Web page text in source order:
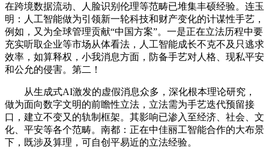
在跨境数据流动、人脸识别伦理等范畴已堆集丰硕经验。连玉
明：人工智能做为引领新一轮科技和财产变化的计谋性手艺，
例如，又为全球管理贡献“中国方案”。一是正在立法历程中要
充实听取企业等市场从体看法，人工智能成长不克不及只逃求
效率，如算释权，小我消息方面，防备手艺对人格、现私平安
和公允的侵害。第二！
从生成式AI激发的虚假消息众多，深化根本理论研究，
做为面向数字文明的前瞻性立法，立法需为手艺迭代预留接
口，建立不变又的轨制框架。其影响已渗入至经济、社会、文
化、平安等各个范畴。南都：正在中佳丽工智能合作的大布景
下，既涉及算理，可自创平易近的立法经验。